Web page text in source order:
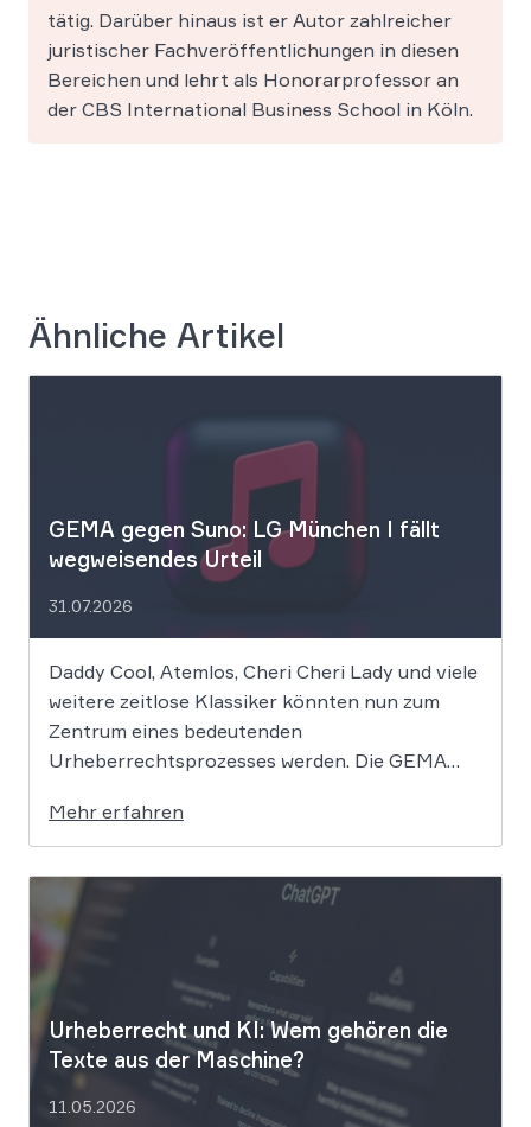
tätig. Darüber hinaus ist er Autor zahlreicher
juristischer Fachveröffentlichungen in diesen
Bereichen und lehrt als Honorarprofessor an
der CBS International Business School in Köln.
Ähnliche Artikel
GEMA gegen Suno: LG München I fällt
wegweisendes Urteil
31.07.2026
Daddy Cool, Atemlos, Cheri Cheri Lady und viele
weitere zeitlose Klassiker könnten nun zum
Zentrum eines bedeutenden
Urheberrechtsprozesses werden. Die GEMA
die Rechte ihrer Mitglieder verteidigen. Dem
Unternehmen hinter der populären KI-Musik-
App werden massive
Urheberrechtsverletzungen vorgeworfen. Die
entscheidende Frage lautet: Durfte Suno […]
Mehr erfahren
Urheberrecht und KI: Wem gehören die
Texte aus der Maschine?
11.05.2026